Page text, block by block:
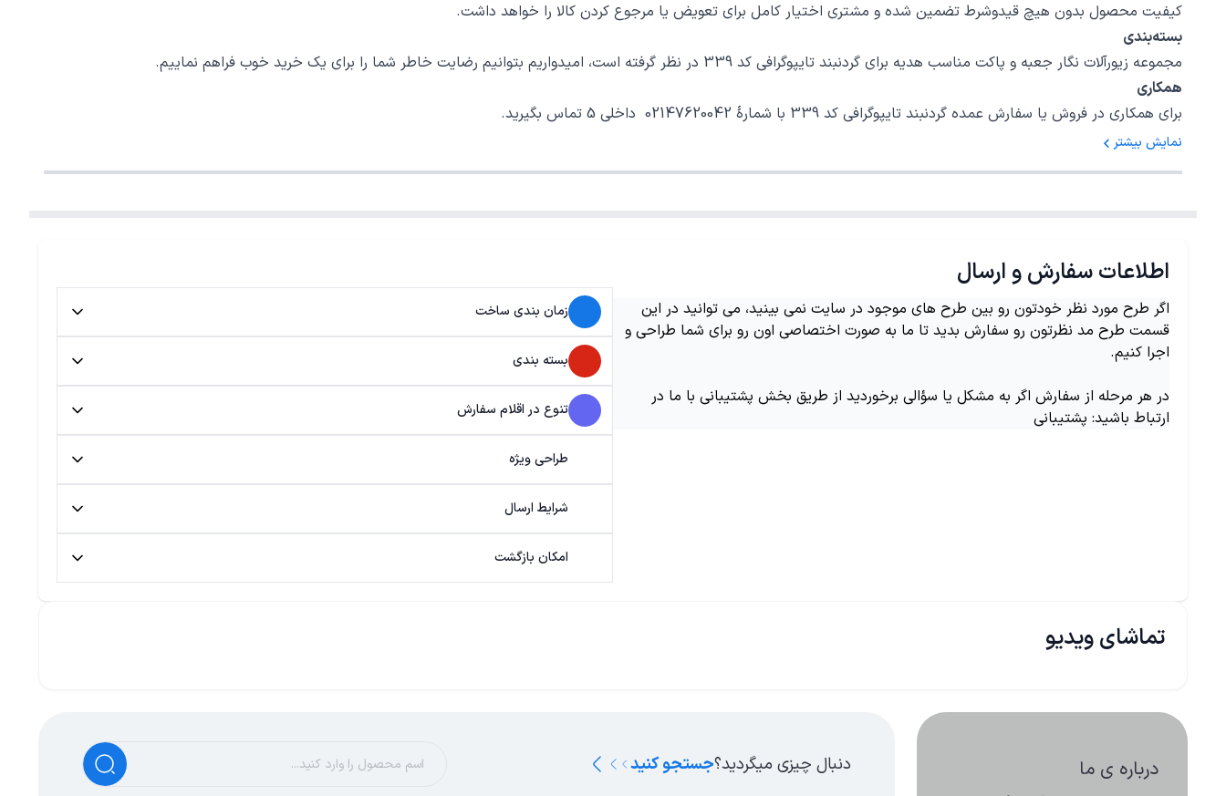
کیفیت محصول بدون هیچ قیدوشرط تضمین شده و مشتری اختیار کامل برای تعویض یا مرجوع کردن کالا را خواهد داشت.
بسته‌بندی
مجموعه زیورآلات نگار جعبه و پاکت مناسب هدیه برای گردنبند تایپوگرافی کد 339 در نظر گرفته است، امیدواریم بتوانیم رضایت خاطر شما را برای یک خرید خوب فراهم نماییم.
همکاری
برای همکاری در فروش یا سفارش عمده گردنبند تایپوگرافی کد 339 با شمارهٔ 02147620042 داخلی 5 تماس بگیرید.
نمایش بیشتر
اطلاعات سفارش و ارسال
اگر طرح مورد نظر خودتون رو بین طرح های موجود در سایت نمی بینید، می توانید در این
قسمت طرح مد نظرتون رو سفارش بدید تا ما به صورت اختصاصی اون رو برای شما طراحی و
اجرا کنیم.
در هر مرحله از سفارش اگر به مشکل یا سؤالی برخوردید از طریق بخش پشتیبانی با ما در
ارتباط باشید: پشتیبانی
زمان بندی ساخت
بسته بندی
تنوع در اقلام سفارش
طراحی ویژه
شرایط ارسال
امکان بازگشت
تماشای ویدیو
درباره ی ما دنبال چیزی میگردید؟جستجو کنید